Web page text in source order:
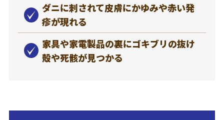
ダニに刺されて皮膚にかゆみや赤い発
疹が現れる
家具や家電製品の裏にゴキブリの抜け
殻や死骸が見つかる